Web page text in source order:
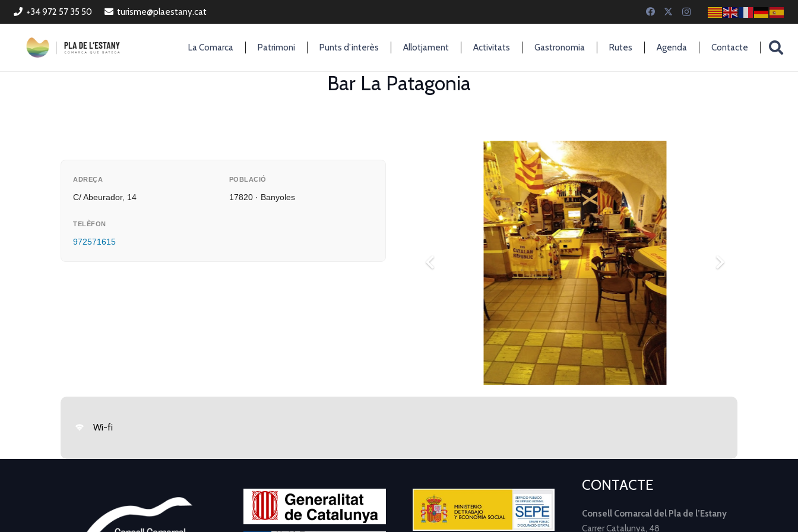
+34 972 57 35 50 turisme@plaestany.cat
La Comarca Patrimoni Punts d’interès Allotjament Activitats Gastronomia Rutes Agenda Contacte
Bar La Patagonia
ADREÇA
C/ Abeurador, 14
POBLACIÓ
17820 · Banyoles
TELÈFON
972571615
Wi-fi
CONTACTE
Consell Comarcal del Pla de l’Estany
Carrer Catalunya, 48